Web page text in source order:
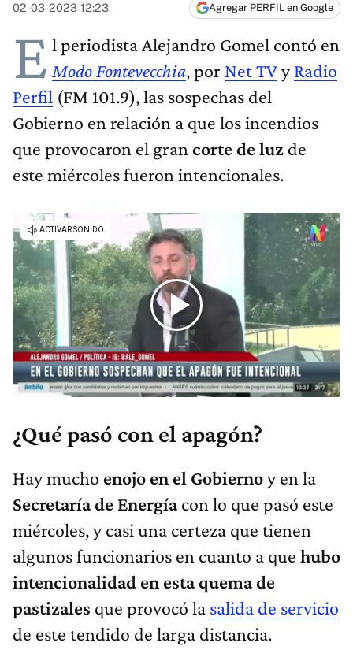
02-03-2023 12:23 Agregar PERFIL en Google
E l periodista Alejandro Gomel contó en
Modo Fontevecchia, por Net TVyRadio
Perfil (FM 101.9), las sospechas del
Gobierno en relación a que los incendios
que provocaron el gran corte de luz de
este miércoles fueron intencionales.
¿Qué pasó con el apagón?
Hay mucho enojo en el Gobiernoy en la
Secretaría de Energíacon lo que pasó este
miércoles, y casi una certeza que tienen
algunos funcionarios en cuanto a que hubo
intencionalidad en esta quema de
pastizales que provocó la salida de servicio
de este tendido de larga distancia.